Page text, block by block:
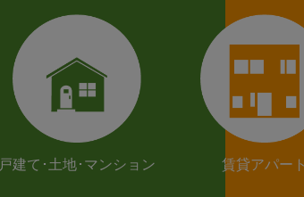
戸建て･土地･マンション 賃貸アパート